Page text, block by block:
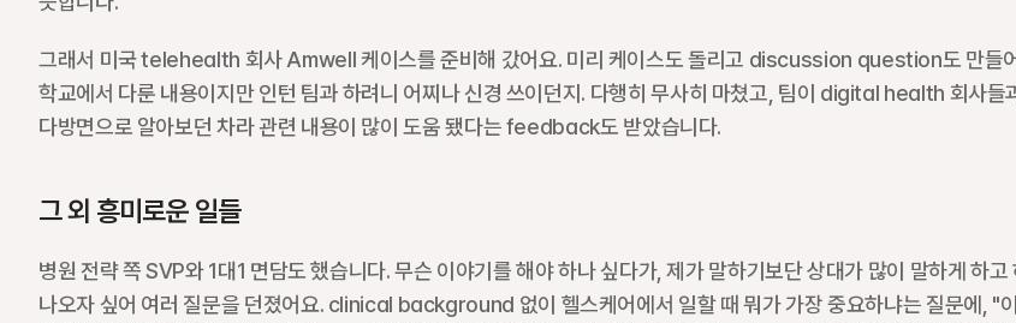
그래서 미국 telehealth 회사 Amwell 케이스를 준비해 갔어요. 미리 케이스도 돌리고 discussion question도 만들
학교에서 다룬 내용이지만 인턴 팀과 하려니 어찌나 신경 쓰이던지. 다행히 무사히 마쳤고, 팀이 digital health 회사들
다방면으로 알아보던 차라 관련 내용이 많이 도움 됐다는 feedback도 받았습니다.
그 외 흥미로운 일들
병원 전략 쪽 SVP와 1대1 면담도 했습니다. 무슨 이야기를 해야 하나 싶다가, 제가 말하기보단 상대가 많이 말하게 하고
나오자 싶어 여러 질문을 던졌어요. clinical background 없이 헬스케어에서 일할 때 뭐가 가장 중요하냐는 질문에, "